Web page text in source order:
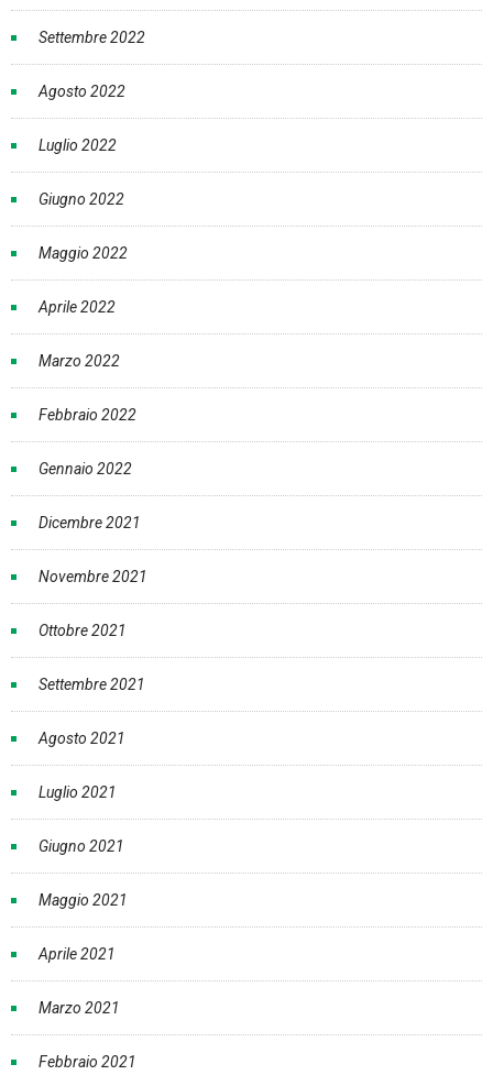
Settembre 2022
Agosto 2022
Luglio 2022
Giugno 2022
Maggio 2022
Aprile 2022
Marzo 2022
Febbraio 2022
Gennaio 2022
Dicembre 2021
Novembre 2021
Ottobre 2021
Settembre 2021
Agosto 2021
Luglio 2021
Giugno 2021
Maggio 2021
Aprile 2021
Marzo 2021
Febbraio 2021